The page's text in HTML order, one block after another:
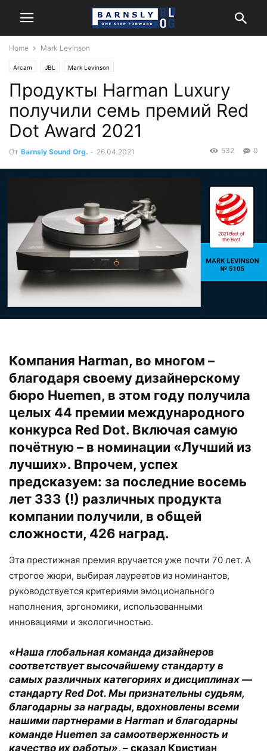
Home Mark Levinson
Arcam JBL Mark Levinson
Продукты Harman Luxury
получили семь премий Red
Dot Award 2021
От Barnsly Sound Org. - 26.04.2021 0
532
Компания Harman, во многом –
благодаря своему дизайнерскому
бюро Huemen, в этом году получила
целых 44 премии международного
конкурса Red Dot. Включая самую
почётную – в номинации «Лучший из
лучших». Впрочем, успех
предсказуем: за последние восемь
лет 333 (!) различных продукта
компании получили, в общей
сложности, 426 наград.
Эта престижная премия вручается уже почти 70 лет. А
строгое жюри, выбирая лауреатов из номинантов,
руководствуется критериями эмоционального
наполнения, эргономики, использованными
инновациями и экологичностью.
«Наша глобальная команда дизайнеров
соответствует высочайшему стандарту в
самых различных категориях и дисциплинах —
стандарту Red Dot. Мы признательны судьям,
благодарны за награды, вдохновлены всеми
нашими партнерами в Harman и благодарны
команде Huemen за самоотверженность и
качество их работы», – сказал Кристиан